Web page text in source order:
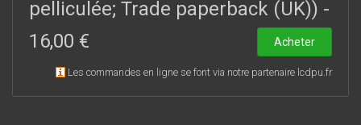
pelliculée; Trade paperback (UK)) -
16,00 €
Acheter
Les commandes en ligne se font via notre partenaire lcdpu.fr